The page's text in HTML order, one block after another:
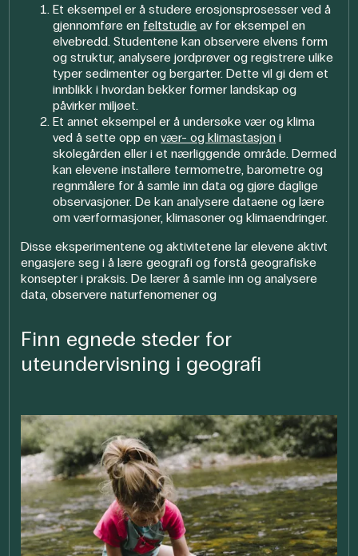
Et eksempel er å studere erosjonsprosesser ved å
gjennomføre en feltstudie av for eksempel en
elvebredd. Studentene kan observere elvens form
og struktur, analysere jordprøver og registrere ulike
typer sedimenter og bergarter. Dette vil gi dem et
innblikk i hvordan bekker former landskap og
påvirker miljøet.
Et annet eksempel er å undersøke vær og klima
ved å sette opp envær- og klimastasjon i
skolegården eller i et nærliggende område. Dermed
kan elevene installere termometre, barometre og
regnmålere for å samle inn data og gjøre daglige
observasjoner. De kan analysere dataene og lære
om værformasjoner, klimasoner og klimaendringer.
Disse eksperimentene og aktivitetene lar elevene aktivt
engasjere seg i å lære geografi og forstå geografiske
konsepter i praksis. De lærer å samle inn og analysere
data, observere naturfenomener og
Finn egnede steder for
uteundervisning i geografi